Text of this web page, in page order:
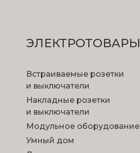
ЭЛЕКТРОТОВАРЫ
Встраиваемые розетки
и выключатели
Накладные розетки
и выключатели
Модульное оборудование
Умный дом